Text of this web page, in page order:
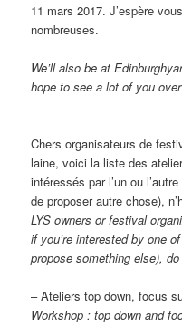
11 mars 2017. J’espère
nombreuses.
We’ll also be at
hope to see a lot of you
Chers organisateurs de
laine, voici la liste des
intéressés par l’un ou
de proposer autre chose),
LYS owners or festival
if you’re interested by one
propose something else),
– Ateliers top down, focus
Workshop : top down and